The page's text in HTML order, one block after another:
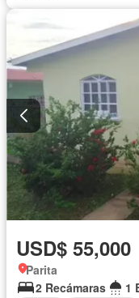
USD$ 55,000
Parita
2 Recámaras
1